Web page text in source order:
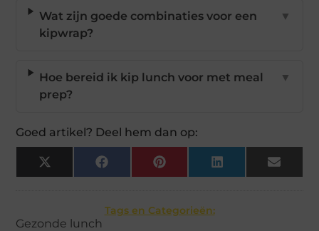
Wat zijn goede combinaties voor een
kipwrap?
▼
Hoe bereid ik kip lunch voor met meal
prep?
▼
Goed artikel? Deel hem dan op:
X
(Twitter)
FacebookPinterestLinkedIn Email
Tags en Categorieën:
Gezonde lunch